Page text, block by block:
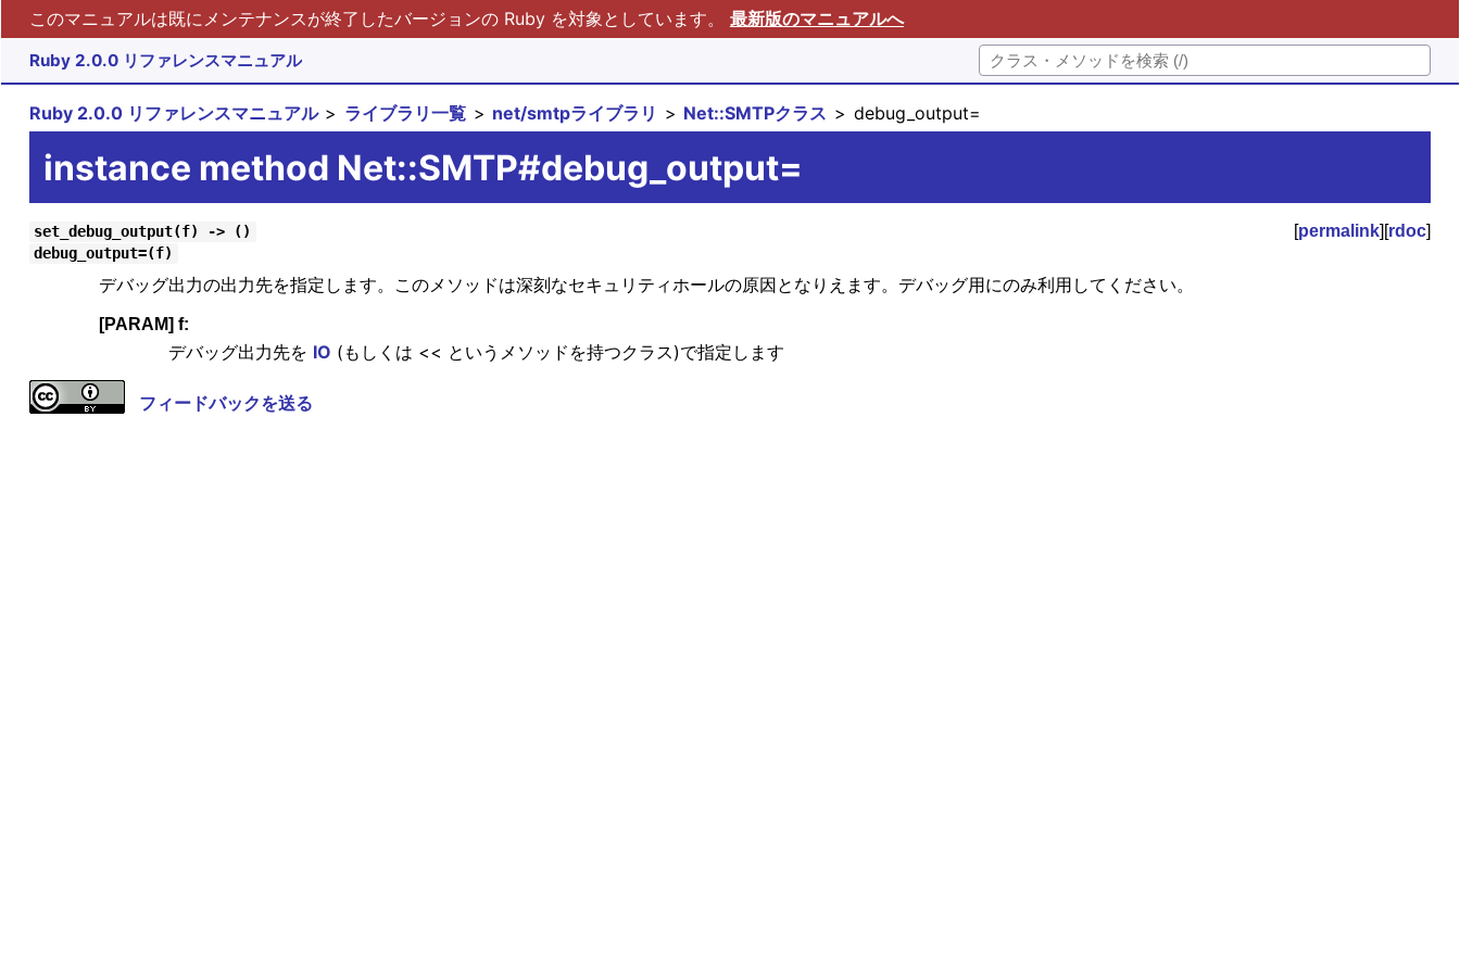
このマニュアルは既にメンテナンスが終了したバージョンの Ruby を対象としています。 最新版のマニュアルへ
Ruby 2.0.0 リファレンスマニュアル
Ruby 2.0.0 リファレンスマニュアル ライブラリ一覧 net/smtpライブラリ Net::SMTPクラス debug_output=
instance method Net::SMTP#debug_output=
set_debug_output(f) -> () [permalink][rdoc]
debug_output=(f)
デバッグ出力の出力先を指定します。このメソッドは深刻なセキュリティホールの原因となりえます。デバッグ用にのみ利用してください。
[PARAM] f:
デバッグ出力先を IO (もしくは << というメソッドを持つクラス)で指定します
フィードバックを送る